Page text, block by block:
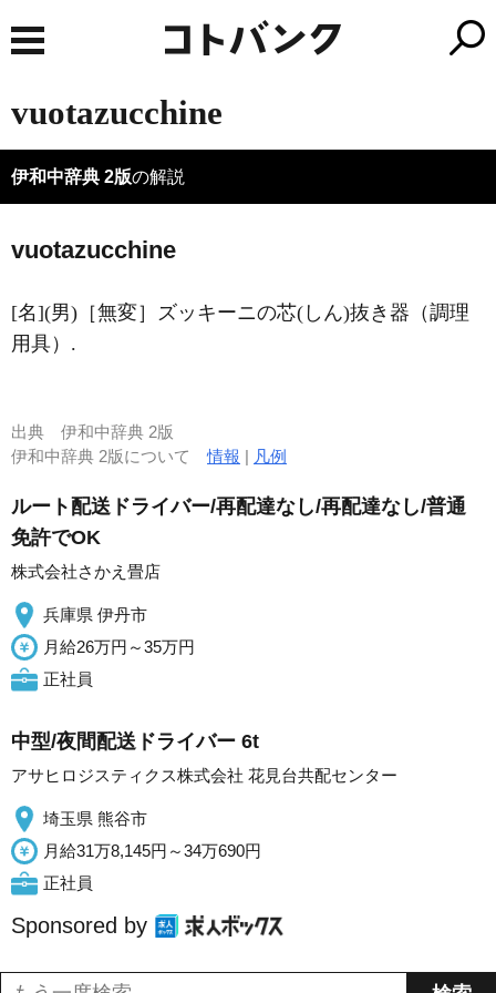
vuotazucchine
伊和中辞典 2版の解説
vuotazucchine
[名](男)［無変］ズッキーニの芯(しん)抜き器（調理
用具）.
出典 伊和中辞典 2版
伊和中辞典 2版について情報 | 凡例
ルート配送ドライバー/再配達なし/再配達なし/普通
免許でOK
株式会社さかえ畳店
兵庫県 伊丹市
月給26万円～35万円
正社員
中型/夜間配送ドライバー 6t
アサヒロジスティクス株式会社 花見台共配センター
埼玉県 熊谷市
月給31万8,145円～34万690円
正社員
Sponsored by